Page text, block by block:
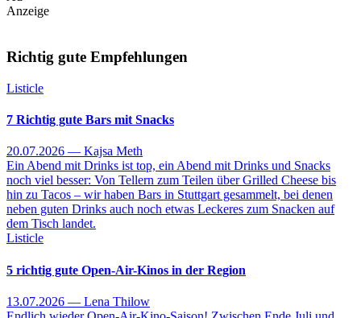
Anzeige
Richtig gute Empfehlungen
Listicle
7 Richtig gute Bars mit Snacks
20.07.2026 — Kajsa Meth
Ein Abend mit Drinks ist top, ein Abend mit Drinks und Snacks
noch viel besser: Von Tellern zum Teilen über Grilled Cheese bis
hin zu Tacos – wir haben Bars in Stuttgart gesammelt, bei denen
neben guten Drinks auch noch etwas Leckeres zum Snacken auf
dem Tisch landet.
Listicle
5 richtig gute Open-Air-Kinos in der Region
13.07.2026 — Lena Thilow